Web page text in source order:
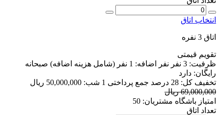
انتخاب اتاق
اتاق 3 نفره
تقویم قیمتی
ظرفیت: 3 نفر نفر اضافه: 1 نفر (شامل هزینه اضافه) صبحانه
رایگان: دارد
تخفیف کل: 28 درصد جمع پرداختی 1 شب:
50,000,000 ریال
69,000,000 ریال
امتیاز باشگاه مشتریان: 50
تعداد اتاق